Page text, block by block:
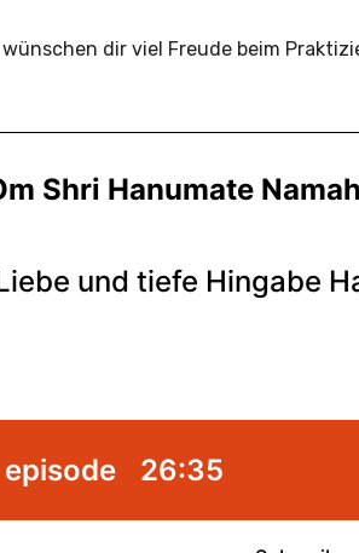
dir viel Freude beim